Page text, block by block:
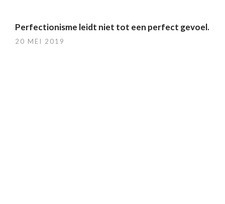
Perfectionisme leidt niet tot een perfect gevoel.
20 MEI 2019